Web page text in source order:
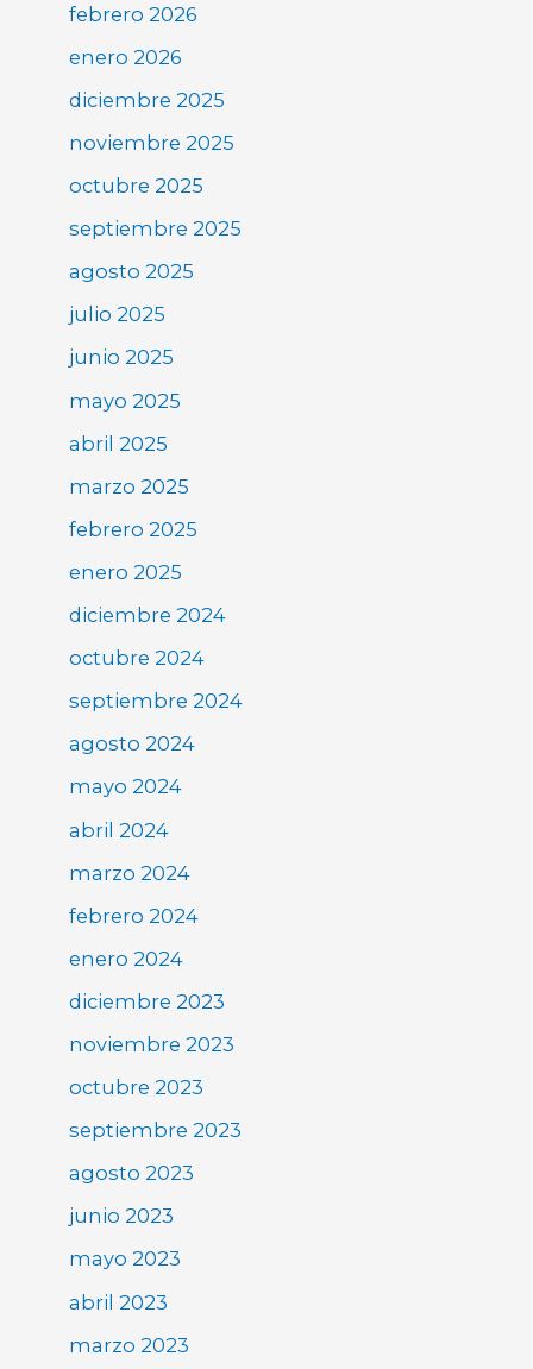
febrero 2026
enero 2026
diciembre 2025
noviembre 2025
octubre 2025
septiembre 2025
agosto 2025
julio 2025
junio 2025
mayo 2025
abril 2025
marzo 2025
febrero 2025
enero 2025
diciembre 2024
octubre 2024
septiembre 2024
agosto 2024
mayo 2024
abril 2024
marzo 2024
febrero 2024
enero 2024
diciembre 2023
noviembre 2023
octubre 2023
septiembre 2023
agosto 2023
junio 2023
mayo 2023
abril 2023
marzo 2023